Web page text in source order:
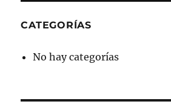
CATEGORÍAS
No hay categorías